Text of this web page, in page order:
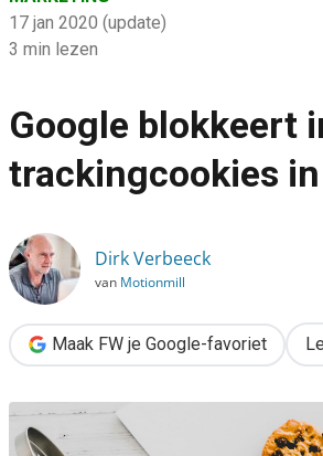
Blog
Marketing
Google blokkeert in 2022
17 jan 2020 (update)
3 min lezen
Google blokkeert
trackingcookies
Dirk Verbeeck
van Motionmill
Maak FW je Google-favoriet